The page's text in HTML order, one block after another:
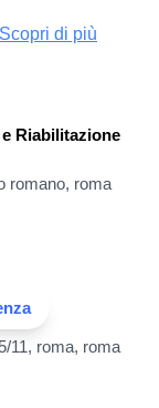
Scopri di più
Riabilitazione
romano, roma
11, roma, roma